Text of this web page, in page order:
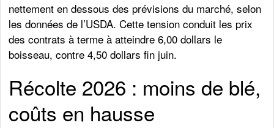
nettement en dessous des prévisions du marché, selon
les données de l’USDA. Cette tension conduit les prix
des contrats à terme à atteindre 6,00 dollars le
boisseau, contre 4,50 dollars fin juin.
Récolte 2026 : moins de blé,
coûts en hausse